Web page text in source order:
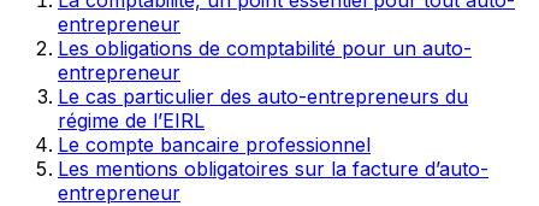
entrepreneur
Les obligations de comptabilité pour un auto-
entrepreneur
Le cas particulier des auto-entrepreneurs du
régime de l’EIRL
Le compte bancaire professionnel
Les mentions obligatoires sur la facture d’auto-
entrepreneur